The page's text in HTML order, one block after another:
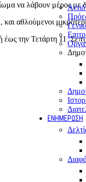
ΕΝΗΜΕΡΩΣΗ
να λάβουν μέρος με
αθλούμενοι
την Τετάρτη 11